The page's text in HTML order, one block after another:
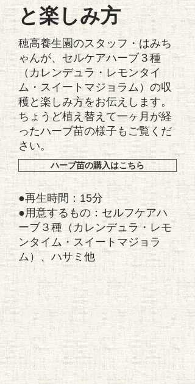
と楽しみ方
穂高養生園のスタッフ・はみち
ゃんが、セルケアハーブ３種
（カレンデュラ・レモンタイ
ム・スイートマジョラム）の収
穫と楽しみ方をお伝えします。
ちょうど植え替えて一ヶ月が経
ったハーブ苗の様子もご覧くだ
さい。
ハーブ苗の購入はこちら
●再生時間：15分
●用意するもの：セルフケアハ
ーブ３種​（カレンデュラ・レモ
ンタイム・スイートマジョラ
ム）、ハサミ他